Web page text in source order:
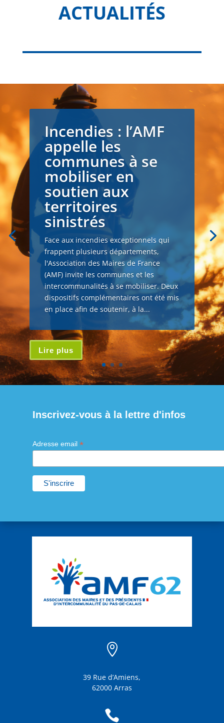
ACTUALITÉS
Incendies : l’AMF
appelle les
communes à se
mobiliser en
soutien aux
territoires
sinistrés
Face aux incendies exceptionnels qui
frappent plusieurs départements,
l'Association des Maires de France
(AMF) invite les communes et les
intercommunalités à se mobiliser. Deux
dispositifs complémentaires ont été mis
en place afin de soutenir, à la...
Lire plus
Inscrivez-vous à la lettre d'infos
Adresse email *

39 Rue d’Amiens,
62000 Arras
